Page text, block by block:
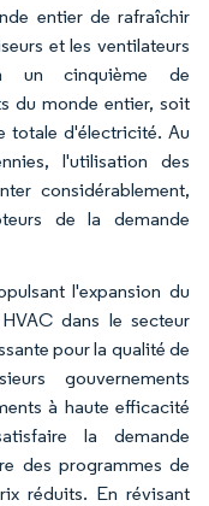
entier de rafraîchir
et les ventilateurs
un cinquième de
du monde entier, soit
totale d'électricité. Au
l'utilisation des
considérablement,
de la demande
l'expansion du
dans le secteur
pour la qualité de
gouvernements
à haute efficacité
la demande
des programmes de
réduits. En révisant